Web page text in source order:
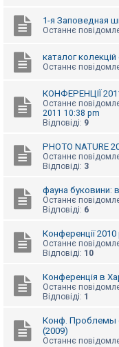
в
и
о
у
Д
п
м
а
1-я Заповедная
Останнє
каталог
Останнє
КОНФЕРЕНЦІЇ
Останнє
2011 10:38 pm
Відповіді: 9
PHOTO NATURE
Останнє
Відповіді: 3
фауна буковини:
Останнє
Відповіді: 6
Конференції
Останнє
Відповіді: 10
Конференція в
Останнє
Відповіді: 1
Конф. Проблемы
(2009)
Останнє